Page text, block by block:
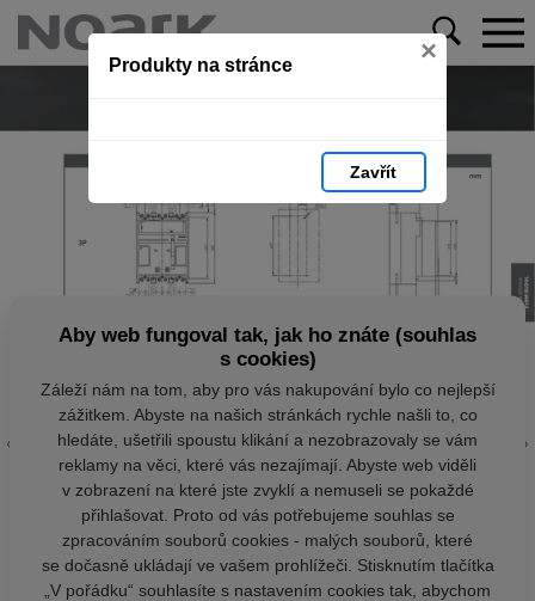
Produkty na stránce ×
Zavřít
Aby web fungoval tak, jak ho znáte (souhlas
s cookies)
Záleží nám na tom, aby pro vás nakupování bylo co nejlepší
zážitkem. Abyste na našich stránkách rychle našli to, co
hledáte, ušetřili spoustu klikání a nezobrazovaly se vám
reklamy na věci, které vás nezajímají. Abyste web viděli
v zobrazení na které jste zvyklí a nemuseli se pokaždé
přihlašovat. Proto od vás potřebujeme souhlas se
zpracováním souborů cookies - malých souborů, které
se dočasně ukládají ve vašem prohlížeči. Stisknutím tlačítka
„V pořádku“ souhlasíte s nastavením cookies tak, abychom